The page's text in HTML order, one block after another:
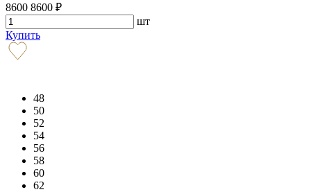
8600 8600 ₽
шт
Купить
48
50
52
54
56
58
60
62